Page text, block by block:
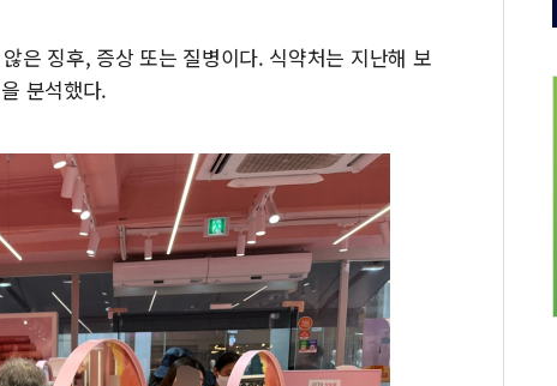
은 징후, 증상 또는 질병이다. 식약처는 지난해 보
분석했다.